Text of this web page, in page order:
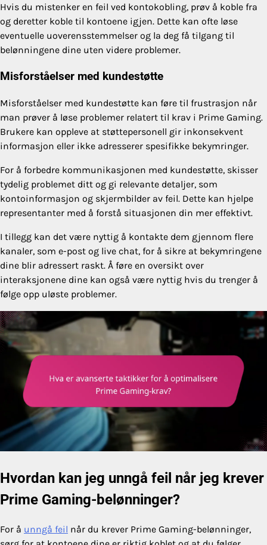
Hvis du mistenker en feil ved kontokobling, prøv å koble fra
og deretter koble til kontoene igjen. Dette kan ofte løse
eventuelle uoverensstemmelser og la deg få tilgang til
belønningene dine uten videre problemer.
Misforståelser med kundestøtte
Misforståelser med kundestøtte kan føre til frustrasjon når
man prøver å løse problemer relatert til krav i Prime Gaming.
Brukere kan oppleve at støttepersonell gir inkonsekvent
informasjon eller ikke adresserer spesifikke bekymringer.
For å forbedre kommunikasjonen med kundestøtte, skisser
tydelig problemet ditt og gi relevante detaljer, som
kontoinformasjon og skjermbilder av feil. Dette kan hjelpe
representanter med å forstå situasjonen din mer effektivt.
I tillegg kan det være nyttig å kontakte dem gjennom flere
kanaler, som e-post og live chat, for å sikre at bekymringene
dine blir adressert raskt. Å føre en oversikt over
interaksjonene dine kan også være nyttig hvis du trenger å
følge opp uløste problemer.
Hvordan kan jeg unngå feil når jeg krever
Prime Gaming-belønninger?
For å unngå feil når du krever Prime Gaming-belønninger,